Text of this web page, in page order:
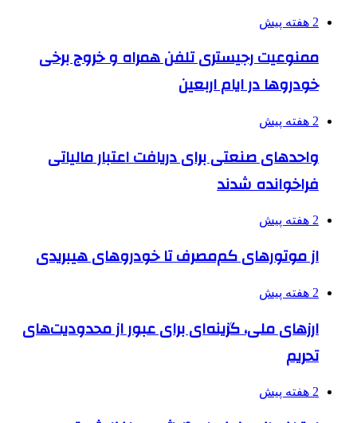
2 هفته پیش
ممنوعیت رجیستری تلفن همراه و خروج برخی
خودروها در ایام اربعین
2 هفته پیش
واحدهای صنعتی برای دریافت اعتبار مالیاتی
فراخوانده شدند
2 هفته پیش
از موتورهای کم‌مصرف تا خودروهای هیبریدی
2 هفته پیش
ارزهای ملی، گزینه‌ای برای عبور از محدودیت‌های
تحریم
2 هفته پیش